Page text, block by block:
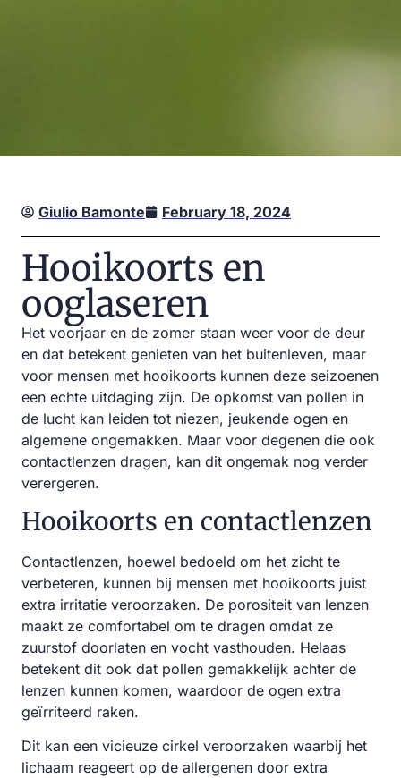
Giulio Bamonte February 18, 2024
Hooikoorts en
ooglaseren
Het voorjaar en de zomer staan weer voor de deur
en dat betekent genieten van het buitenleven, maar
voor mensen met hooikoorts kunnen deze seizoenen
een echte uitdaging zijn. De opkomst van pollen in
de lucht kan leiden tot niezen, jeukende ogen en
algemene ongemakken. Maar voor degenen die ook
contactlenzen dragen, kan dit ongemak nog verder
verergeren.
Hooikoorts en contactlenzen
Contactlenzen, hoewel bedoeld om het zicht te
verbeteren, kunnen bij mensen met hooikoorts juist
extra irritatie veroorzaken. De porositeit van lenzen
maakt ze comfortabel om te dragen omdat ze
zuurstof doorlaten en vocht vasthouden. Helaas
betekent dit ook dat pollen gemakkelijk achter de
lenzen kunnen komen, waardoor de ogen extra
geïrriteerd raken.
Dit kan een vicieuze cirkel veroorzaken waarbij het
lichaam reageert op de allergenen door extra